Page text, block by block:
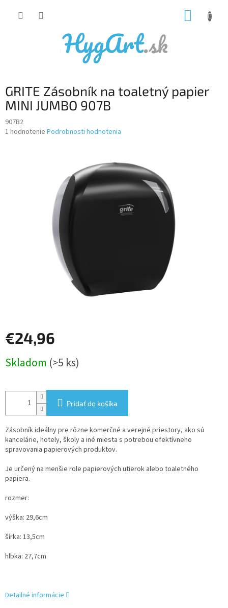
GRITE Zásobník na toaletný papier
MINI JUMBO 907B
907B2
Priemerné
1 hodnotenie Podrobnosti hodnotenia
€24,96
cena:
Skladom (>5 ks)
Pridať do košíka
Zásobník ideálny pre rôzne komerčné a verejné priestory, ako sú
kancelárie, hotely, školy a iné miesta s potrebou efektívneho
spravovania papierových produktov.
Je určený na menšie role papierových utierok alebo toaletného
papiera.
rozmer:
výška: 29,6cm
šírka: 13,5cm
hlbka: 27,7cm
Detailné informácie